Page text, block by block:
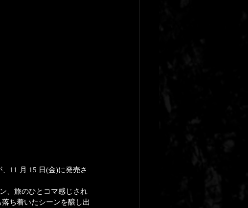
11 月 15 日(金)に発売さ
、旅のひとコマ感じされ
ち着いたシーンを醸し出